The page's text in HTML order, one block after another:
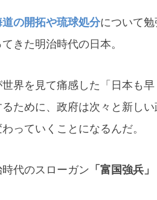
道の開拓や琉球処分について
きた明治時代の日本。
界を見て痛感した「日本も
ために、政府は次々と新し
っていくことになるんだ。
代のスローガン 「富国強兵